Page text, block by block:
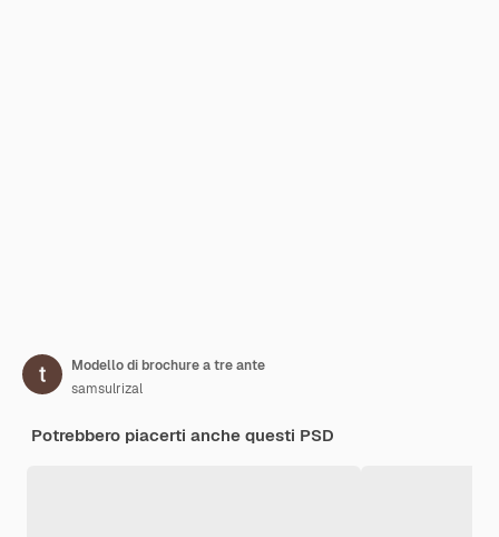
Modello di brochure a tre ante
samsulrizal
Potrebbero piacerti anche questi PSD